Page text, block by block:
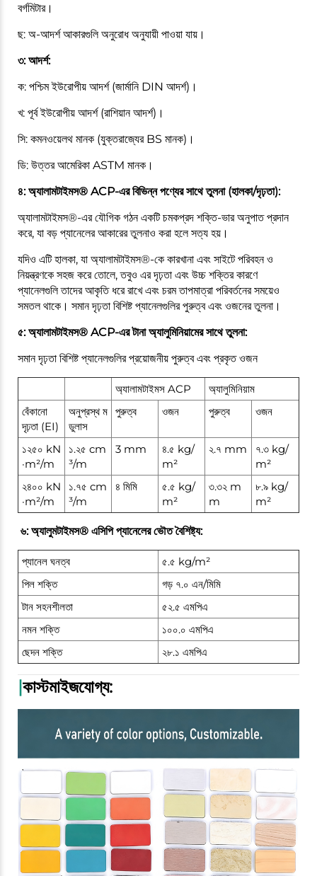
বর্গমিটার।
ছ: অ-আদর্শ আকারগুলি অনুরোধ অনুযায়ী পাওয়া যায়।
৩: আদর্শ:
ক: পশ্চিম ইউরোপীয় আদর্শ (জার্মানি DIN আদর্শ)।
খ: পূর্ব ইউরোপীয় আদর্শ (রাশিয়ান আদর্শ)।
সি: কমনওয়েলথ মানক (যুক্তরাজ্যের BS মানক)।
ডি: উত্তর আমেরিকা ASTM মানক।
৪: অ্যালামটাইমস® ACP-এর বিভিন্ন পণ্যের সাথে তুলনা (হালকা/দৃঢ়তা):
অ্যালামটাইমস®-এর যৌগিক গঠন একটি চমকপ্রদ শক্তি-ভার অনুপাত প্রদান
করে, যা বড় প্যানেলের আকারের তুলনাও করা হলে সত্য হয়।
যদিও এটি হালকা, যা অ্যালামটাইমস®-কে কারখানা এবং সাইটে পরিবহন ও
নিয়ন্ত্রণকে সহজ করে তোলে, তবুও এর দৃঢ়তা এবং উচ্চ শক্তির কারণে
প্যানেলগুলি তাদের আকৃতি ধরে রাখে এবং চরম তাপমাত্রা পরিবর্তনের সময়েও
সমতল থাকে। সমান দৃঢ়তা বিশিষ্ট প্যানেলগুলির পুরুত্ব এবং ওজনের তুলনা।
৫: অ্যালামটাইমস® ACP-এর টানা অ্যালুমিনিয়ামের সাথে তুলনা:
সমান দৃঢ়তা বিশিষ্ট প্যানেলগুলির প্রয়োজনীয় পুরুত্ব এবং প্রকৃত ওজন
অ্যালামটাইমস ACP
অ্যালুমিনিয়াম
বেঁকানো
দৃঢ়তা (EI)
অনুপ্রস্থ ম
ডুলাস
পুরুত্ব ওজন পুরুত্ব ওজন
১২৫০ kN
·m²/m
১.২৫ cm
³/m
3 mm
৪.৫ kg/
m²
২.৭ mm
৭.৩ kg/
m²
২৪০০ kN
·m²/m
১.৭৫ cm
³/m
৪ মিমি
৫.৫ kg/
m²
৩.৩২ m
m
৮.৯ kg/
m²
৬: অ্যালুমটাইমস® এসিপি প্যানেলের ভৌত বৈশিষ্ট্য:
প্যানেল ঘনত্ব
৫.৫ kg/m²
পিল শক্তি
গড় ৭.০ এন/মিমি
টান সহনশীলতা
৫২.৫ এমপিএ
নমন শক্তি
১০০.০ এমপিএ
ছেদন শক্তি
২৮.১ এমপিএ
|কাস্টমাইজযোগ্য: